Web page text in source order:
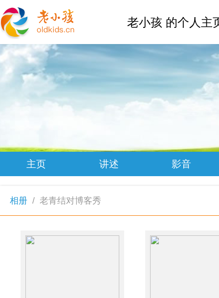
老小孩 的个人主
主页 讲述 影音
相册 / 老青结对博客秀